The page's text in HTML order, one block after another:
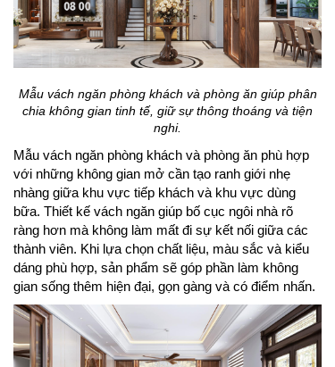
Mẫu vách ngăn phòng khách và phòng ăn giúp phân
chia không gian tinh tế, giữ sự thông thoáng và tiện
nghi.
Mẫu vách ngăn phòng khách và phòng ăn phù hợp
với những không gian mở cần tạo ranh giới nhẹ
nhàng giữa khu vực tiếp khách và khu vực dùng
bữa. Thiết kế vách ngăn giúp bố cục ngôi nhà rõ
ràng hơn mà không làm mất đi sự kết nối giữa các
thành viên. Khi lựa chọn chất liệu, màu sắc và kiểu
dáng phù hợp, sản phẩm sẽ góp phần làm không
gian sống thêm hiện đại, gọn gàng và có điểm nhấn.